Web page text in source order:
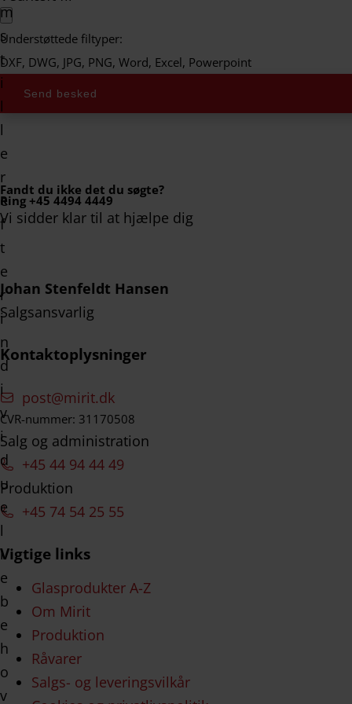
Understøttede filtyper:
DXF, DWG, JPG, PNG, Word, Excel, Powerpoint
Send besked
Fandt du ikke det du søgte?
Ring +45 4494 4449
Vi sidder klar til at hjælpe dig
Johan Stenfeldt Hansen
Salgsansvarlig
Kontaktoplysninger
post@mirit.dk
CVR-nummer: 31170508
Salg og administration
+45 44 94 44 49
Produktion
+45 74 54 25 55
Vigtige links
Glasprodukter A-Z
Om Mirit
Produktion
Råvarer
Salgs- og leveringsvilkår